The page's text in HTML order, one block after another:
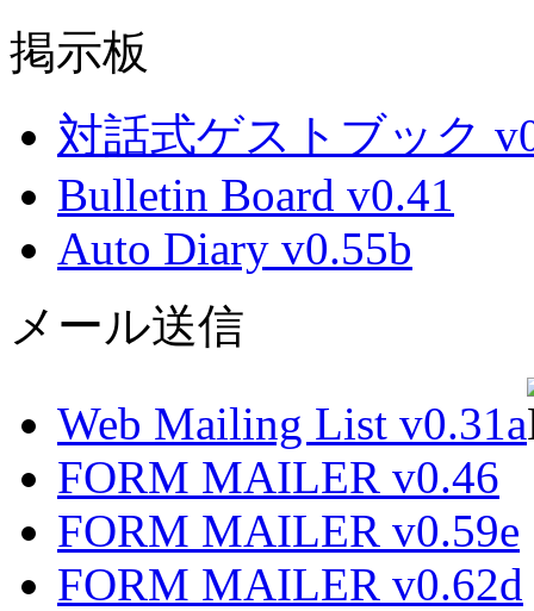
掲示板
対話式ゲストブック
Bulletin Board v0.41
Auto Diary v0.55b
メール送信
Web Mailing List v0.31a
FORM MAILER v0.46
FORM MAILER v0.59e
FORM MAILER v0.62d